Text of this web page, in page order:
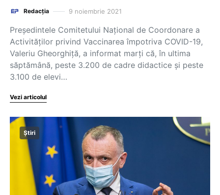
Redacția 9 noiembrie 2021
Preşedintele Comitetului Naţional de Coordonare a
Activităţilor privind Vaccinarea împotriva COVID-19,
Valeriu Gheorghiţă, a informat marţi că, în ultima
săptămână, peste 3.200 de cadre didactice şi peste
3.100 de elevi…
Vezi articolul
Știri